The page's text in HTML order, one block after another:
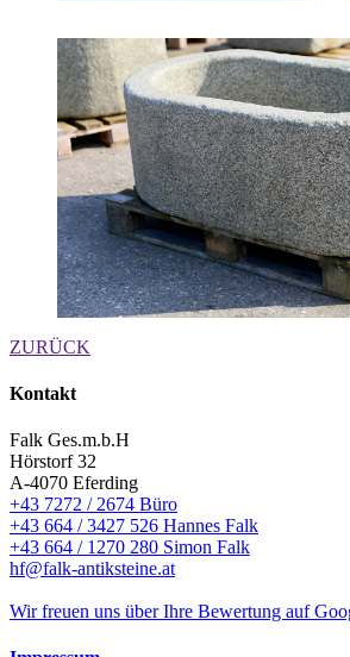
ZURÜCK
Kontakt
Falk Ges.m.b.H
Hörstorf 32
A-4070 Eferding
+43 7272 / 2674 Büro
+43 664 / 3427 526 Hannes Falk
+43 664 / 1270 280 Simon Falk
hf@falk-antiksteine.at
Wir freuen uns über Ihre Bewertung auf